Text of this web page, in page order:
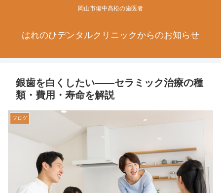
岡山市備中高松の歯医者
はれのひデンタルクリニックからのお知らせ
銀歯を白くしたい——セラミック治療の種
類・費用・寿命を解説
ブログ